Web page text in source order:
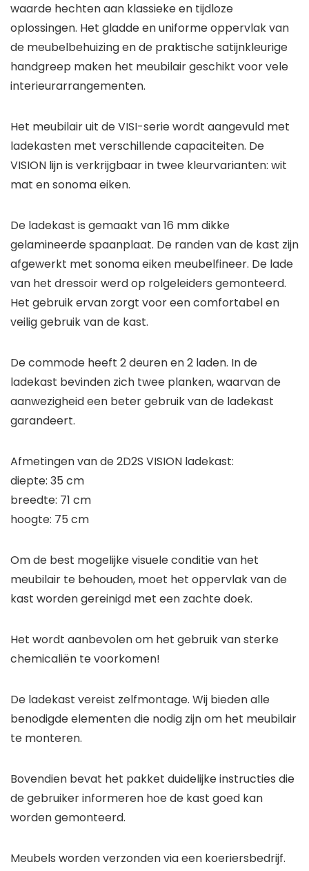
waarde hechten aan klassieke en tijdloze
oplossingen. Het gladde en uniforme oppervlak van
de meubelbehuizing en de praktische satijnkleurige
handgreep maken het meubilair geschikt voor vele
interieurarrangementen.
Het meubilair uit de VISI-serie wordt aangevuld met
ladekasten met verschillende capaciteiten. De
VISION lijn is verkrijgbaar in twee kleurvarianten: wit
mat en sonoma eiken.
De ladekast is gemaakt van 16 mm dikke
gelamineerde spaanplaat. De randen van de kast zijn
afgewerkt met sonoma eiken meubelfineer. De lade
van het dressoir werd op rolgeleiders gemonteerd.
Het gebruik ervan zorgt voor een comfortabel en
veilig gebruik van de kast.
De commode heeft 2 deuren en 2 laden. In de
ladekast bevinden zich twee planken, waarvan de
aanwezigheid een beter gebruik van de ladekast
garandeert.
Afmetingen van de 2D2S VISION ladekast:
diepte: 35 cm
breedte: 71 cm
hoogte: 75 cm
Om de best mogelijke visuele conditie van het
meubilair te behouden, moet het oppervlak van de
kast worden gereinigd met een zachte doek.
Het wordt aanbevolen om het gebruik van sterke
chemicaliën te voorkomen!
De ladekast vereist zelfmontage. Wij bieden alle
benodigde elementen die nodig zijn om het meubilair
te monteren.
Bovendien bevat het pakket duidelijke instructies die
de gebruiker informeren hoe de kast goed kan
worden gemonteerd.
Meubels worden verzonden via een koeriersbedrijf.